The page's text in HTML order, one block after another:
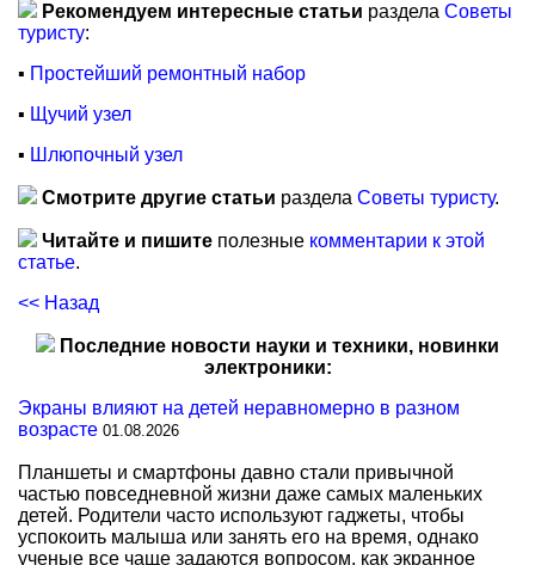
Рекомендуем интересные статьи раздела Советы
туристу:
▪ Простейший ремонтный набор
▪ Щучий узел
▪ Шлюпочный узел
Смотрите другие статьи раздела Советы туристу.
Читайте и пишите полезные комментарии к этой
статье.
<< Назад
Последние новости науки и техники, новинки
электроники:
Экраны влияют на детей неравномерно в разном
возрасте 01.08.2026
Планшеты и смартфоны давно стали привычной
частью повседневной жизни даже самых маленьких
детей. Родители часто используют гаджеты, чтобы
успокоить малыша или занять его на время, однако
ученые все чаще задаются вопросом, как экранное